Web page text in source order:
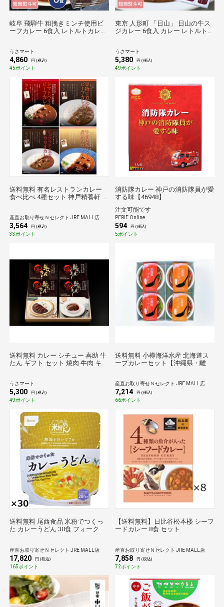
岐阜 飛騨牛 粗挽きミンチ使用ビ
ーフカレー 6食入 レトルトカレー
うさマート
4,860 円 (税込)
45ポイント
東京 人形町 「日山」 日山の牛ス
ジカレー 6食入 カレー レトルト
うさマート
5,380 円 (税込)
49ポイント
送料無料 有名レストランカレー
食べ比べ 4種セット 神戸精養軒 ト
めるだけ 惣菜【北海道・沖縄県・
離島 配送不可】
産直お取り寄せＮセレクト JRE MALL店
3,564 円 (税込)
33ポイント
消防隊カレー 神戸の消防隊員が愛
する味【46948】
注文可能です
PERIE Online
594 円 (税込)
5ポイント
送料無料 カレー シチュー 喜助 牛
たん ギフト セット 焼肉 牛肉 キス
せ 2種 4食入 PCS-4
うさマート
5,300 円 (税込)
49ポイント
送料無料 小樽海洋水産 北海道ス
ープカレーセット【沖縄県・離島
産直お取り寄せＮセレクト JRE MALL店
7,214 円 (税込)
66ポイント
送料無料 尾西食品 米粉でつくっ
た カレーうどん 30食 フォーク付
離島 配送不可】
産直お取り寄せＮセレクト JRE MALL店
17,820 円 (税込)
165ポイント
【送料無料】日比谷松本楼 シーフ
ードカレー 8食 セット
産直お取り寄せＮセレクト JRE MALL店
7,858 円 (税込)
72ポイント